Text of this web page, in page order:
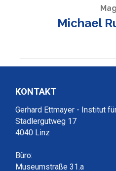
Michael
KONTAKT
Gerhard Ettmayer - Institut
Stadlergutweg 17
4040 Linz
Büro:
Museumstraße 31.a